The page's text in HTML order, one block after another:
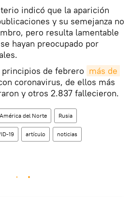
indicó que la aparición
y su semejanza no
pero resulta lamentable
hayan preocupado por
de febrero más de
coronavirus, de ellos más
y otros 2.837 fallecieron.
América del Norte Rusia
19 artículo noticias